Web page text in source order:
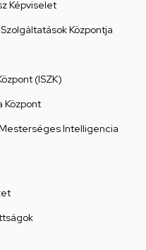
Képviselet
Központja
(ISZK)
Központ
Intelligencia